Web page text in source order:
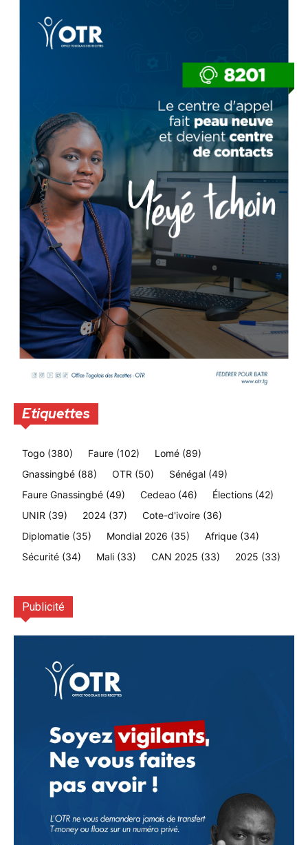
Etiquettes
Togo (380) Faure (102) Lomé (89)
Gnassingbé (88) OTR (50) Sénégal (49)
Faure Gnassingbé (49) Cedeao (46) Élections (42)
UNIR (39) 2024 (37) Cote-d'ivoire (36)
Diplomatie (35) Mondial 2026 (35) Afrique (34)
Sécurité (34) Mali (33) CAN 2025 (33) 2025 (33)
Publicité